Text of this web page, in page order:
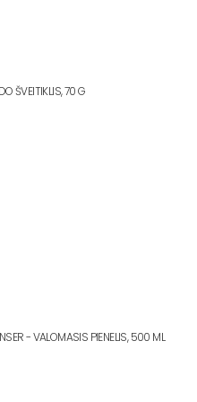
ŠVEITIKLIS, 70 G
- VALOMASIS PIENELIS, 500 ML